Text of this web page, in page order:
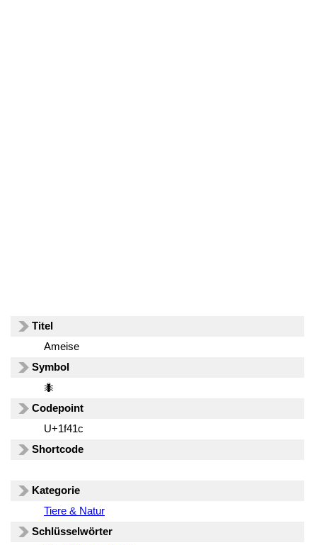
Titel
Ameise
Symbol
🐜
Codepoint
U+1f41c
Shortcode
Kategorie
Tiere & Natur
Schlüsselwörter